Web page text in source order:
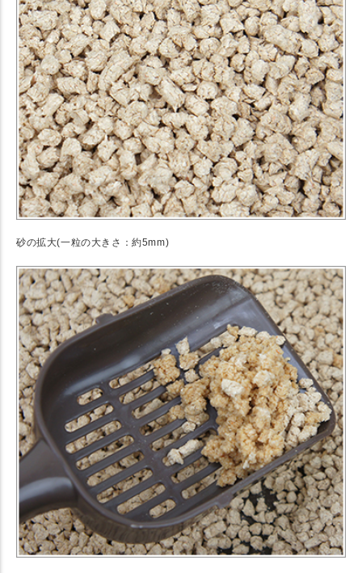
砂の拡大(一粒の大きさ：約5mm)